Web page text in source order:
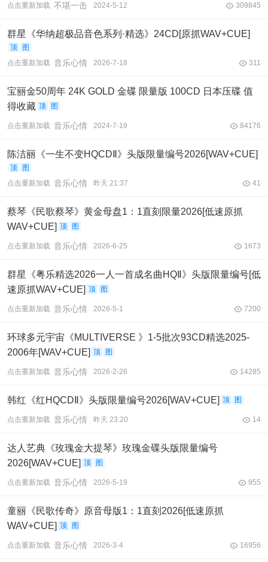
点击重新加载 不堪一击 2024-5-12 309845
群星《华纳超极品音色系列·精选》24CD[原抓WAV+CUE]
顶
图
点击重新加载 音乐心情 2026-7-18 311
宝丽金50周年 24K GOLD 金碟 限量版 100CD 日本压碟 值
得收藏 顶 图
点击重新加载 音乐心情 2024-7-19 84176
陈洁丽《一生不变HQCDⅡ》头版限量编号2026[WAV+CUE]
顶
图
点击重新加载 音乐心情 昨天 21:37 41
蔡琴《民歌蔡琴》黄金母盘1：1直刻限量2026[低速原抓
WAV+CUE] 顶 图
点击重新加载 音乐心情 2026-6-25 1673
群星《粤乐精选2026一人一首成名曲HQⅡ》头版限量编号[低
速原抓WAV+CUE] 顶 图
点击重新加载 音乐心情 2026-5-1 7200
环球多元宇宙《MULTIVERSE 》1-5批次93CD精选2025-
2006年[WAV+CUE] 顶 图
点击重新加载 音乐心情 2026-2-26 14285
韩红《红HQCDⅡ》头版限量编号2026[WAV+CUE] 顶 图
点击重新加载 音乐心情 昨天 23:20 14
达人艺典《玫瑰金大提琴》玫瑰金碟头版限量编号
2026[WAV+CUE] 顶 图
点击重新加载 音乐心情 2026-5-19 955
童丽《民歌传奇》原音母版1：1直刻2026[低速原抓
WAV+CUE] 顶 图
点击重新加载 音乐心情 2026-3-4 16956